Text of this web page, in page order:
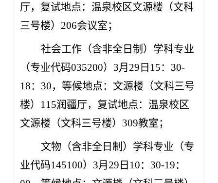
厅，复试地点：温泉校区文源楼（文科
三号楼）206会议室；
社会工作（含非全日制）学科专业
（专业代码035200）3月29日15：30-
18：30，等候地点：文源楼（文科三号
楼）115润疆厅，复试地点：温泉校区
文源楼（文科三号楼）309教室；
文物（含非全日制）学科专业（专
业代码145100）3月29日10：30-19：